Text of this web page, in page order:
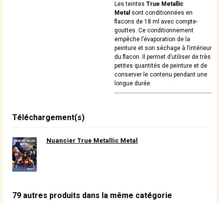
Les teintes True Metallic
Metal sont conditionnées en
flacons de 18 ml avec compte-
gouttes. Ce conditionnement
empêche l’évaporation de la
peinture et son séchage à l’intérieur
du flacon. Il permet d’utiliser de très
petites quantités de peinture et de
conserver le contenu pendant une
longue durée.
Téléchargement(s)
Nuancier True Metallic Metal
79 autres produits dans la même catégorie